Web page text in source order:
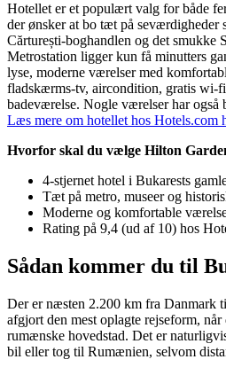
Hotellet er et populært valg for både
der ønsker at bo tæt på seværdigheder
Cărturești-boghandlen og det smukke
Metrostation ligger kun få minutters
lyse, moderne værelser med
fladskærms-tv, aircondition, gratis wi-
badeværelse. Nogle værelser har også
Læs mere om hotellet hos Hotels.com
Hvorfor skal du vælge Hilton
4-stjernet hotel i Bukarests
Tæt på metro, museer og
Moderne og komfortable
Rating på 9,4 (ud af 10) hos
Sådan kommer du til
Der er næsten 2.200 km fra Danmark
afgjort den mest oplagte rejseform, når
rumænske hovedstad. Det er
bil eller tog til Rumænien, selvom